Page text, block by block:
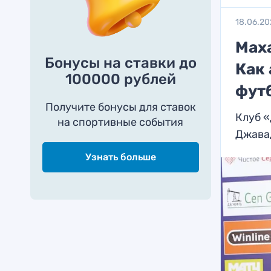
Бонусы на ставки до
100000 рублей
Получите бонусы для ставок
на спортивные события
Узнать больше
Как
Клуб